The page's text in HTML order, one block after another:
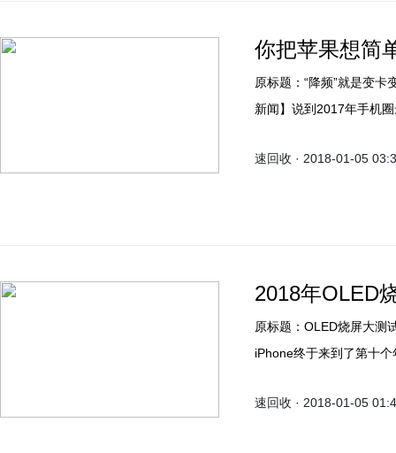
你把苹果想简
原标题：“降频”就是变
新闻】说到2017年手机
速回收 · 2018-01-05
2018年OLED
原标题：OLED烧屏大测
iPhone终于来到了第十
了全面屏。搭载了三星
速回收 · 2018-01-05